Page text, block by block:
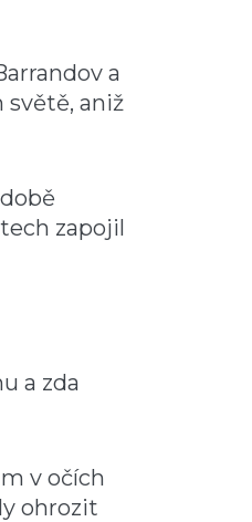
a
světě, aniž
zapojil
a zda
v očích
ohrozit